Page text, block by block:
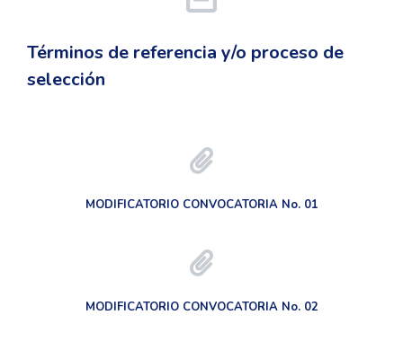
Términos de referencia y/o proceso de
selección
MODIFICATORIO CONVOCATORIA No. 01
MODIFICATORIO CONVOCATORIA No. 02